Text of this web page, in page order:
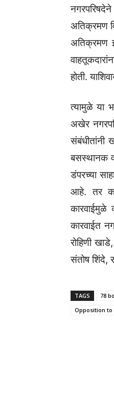
अतिक्रमण
अतिक्रमण
होती.
त्यामुळे या
अखेर
संबंधीतांनी
बसस्थानक
डंपरच्या
आहे. तर
कारवाईमुळे
कारवाईत
रोहिणी
संतोष शिंदे,
TAGS 78
Opposition